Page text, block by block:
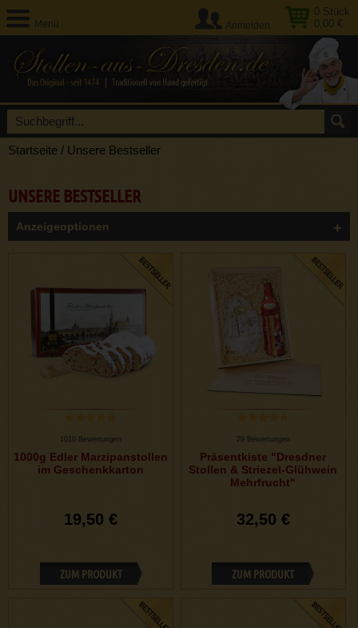
Menü
0 Stück
0,00 €
Anmelden
Startseite / Unsere Bestseller
UNSERE BESTSELLER
Anzeigeoptionen
1010 Bewertungen
1000g Edler Marzipanstollen
im Geschenkkarton
19,50 €
ZUM PRODUKT
29 Bewertungen
Präsentkiste "Dresdner
Stollen & Striezel-Glühwein
Mehrfrucht"
32,50 €
ZUM PRODUKT